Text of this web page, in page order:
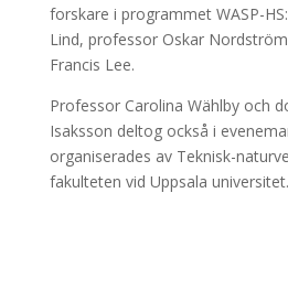
forskare i programmet WASP-
Lind, professor Oskar
Francis Lee.
Professor Carolina Wählby och
Isaksson deltog också i
organiserades av Teknisk-
fakulteten vid Uppsala universitet.